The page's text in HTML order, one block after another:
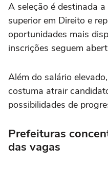
A seleção é destinada
superior em Direito e
oportunidades mais
inscrições seguem
Além do salário
costuma atrair
possibilidades de
Prefeituras
das vagas